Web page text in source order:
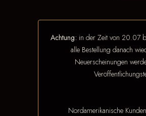
Achtung: in der Zeit von 20.07
alle Bestellung danach
Neuerscheinungen
Nordamerikanische